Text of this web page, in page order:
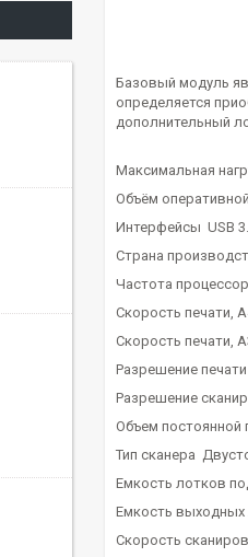
Базовый модуль
определяется
дополнительный
Максимальная
Объём
Интерфейсы USB
Страна
Частота
Скорость печати,
Скорость печати,
Разрешение
Разрешение
Объем постоянной
Тип сканера
Емкость лотков
Емкость
Скорость